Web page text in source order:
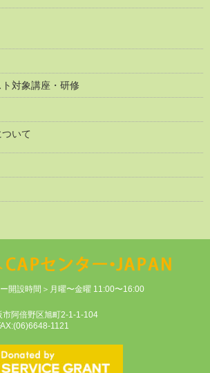
対象講座・研修
いて
開設時間＞月曜〜金曜 11:00〜16:00
阿倍野区旭町2-1-1-104
1121